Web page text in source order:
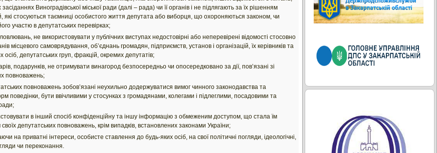
Виноградівської міської ради (далі – рада) чи її органів і не підлягають за їх рішенням
які стосуються таємниці особистого життя депутата або виборця, що охороняються законом, чи
участю в депутатських перевірках;
не використовувати у публічних виступах недостовірні або неперевірені відомості стосовно
місцевого самоврядування, об’єднань громадян, підприємств, установ і організацій, їх керівників та
депутатських груп, фракцій, окремих депутатів;
подарунків, не отримувати винагород безпосередньо чи опосередковано за дії, пов’язані зі
повноважень;
повноважень зобов’язані неухильно додержуватися вимог чинного законодавства та
поведінки, бути ввічливими у стосунках з громадянами, колегами і підлеглими, посадовими та
в інший спосіб конфіденційну та іншу інформацію з обмеженим доступом, що стала їм
депутатських повноважень, крім випадків, встановлених законами України;
на приватні інтереси, особисте ставлення до будь-яких осіб, на свої політичні погляди, ідеологічні,
чи переконання.